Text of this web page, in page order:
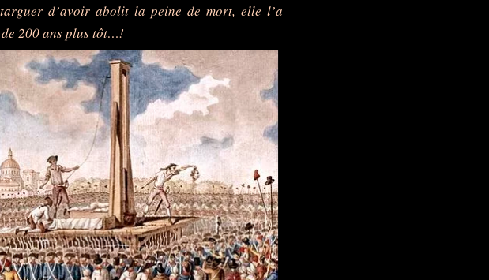
d’avoir abolit la peine de mort, elle l’a
200 ans plus tôt…!